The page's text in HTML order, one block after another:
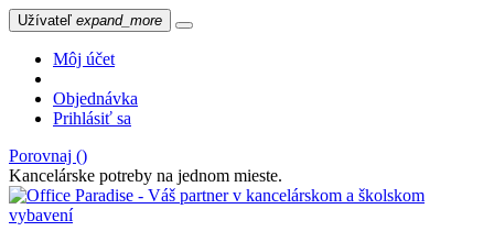
Užívateľ expand_more
Môj účet
Objednávka
Prihlásiť sa
Porovnaj ()
Kancelárske potreby na jednom mieste.